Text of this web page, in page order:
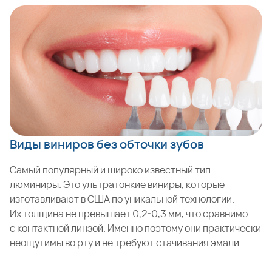
Виды виниров без обточки зубов
Самый популярный и широко известный тип —
люминиры. Это ультратонкие виниры, которые
изготавливают в США по уникальной технологии.
Их толщина не превышает 0,2-0,3 мм, что сравнимо
с контактной линзой. Именно поэтому они практически
неощутимы во рту и не требуют стачивания эмали.